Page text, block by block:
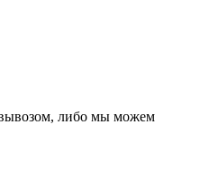
либо мы можем